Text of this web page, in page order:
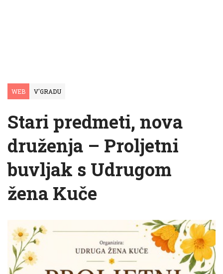
WEB V'GRADU
Stari predmeti, nova
druženja – Proljetni
buvljak s Udrugom
žena Kuče